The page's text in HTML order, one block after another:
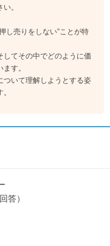
。
し売りをしない”ことが特
してその中でどのように価
す。
ついて理解しようとする姿
答）